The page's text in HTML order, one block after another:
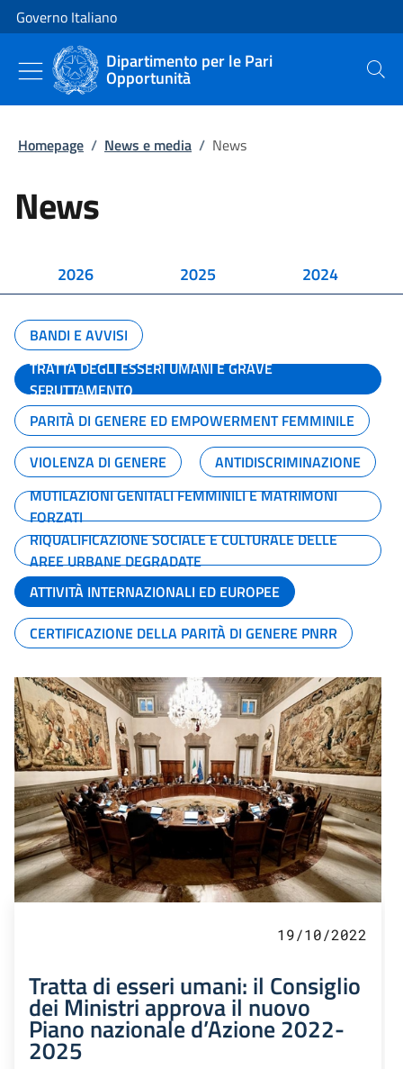
Vai al contenuto
Vai alla navigazione del sito
Governo Italiano
Dipartimento per le Pari
Opportunità Cerca
Homepage / News e media / News
News
2026 2025 2024
BANDI E AVVISI
TRATTA DEGLI ESSERI UMANI E GRAVE
SFRUTTAMENTO
PARITÀ DI GENERE ED EMPOWERMENT FEMMINILE
VIOLENZA DI GENERE
ANTIDISCRIMINAZIONE
MUTILAZIONI GENITALI FEMMINILI E MATRIMONI
FORZATI
RIQUALIFICAZIONE SOCIALE E CULTURALE DELLE
AREE URBANE DEGRADATE
ATTIVITÀ INTERNAZIONALI ED EUROPEE
CERTIFICAZIONE DELLA PARITÀ DI GENERE PNRR
19/10/2022
Tratta di esseri umani: il Consiglio
dei Ministri approva il nuovo
Piano nazionale d’Azione 2022-
2025